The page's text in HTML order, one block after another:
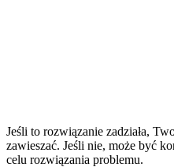
Jeśli to rozwiązanie zadziała,
zawieszać. Jeśli nie, może być
celu rozwiązania problemu.